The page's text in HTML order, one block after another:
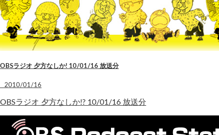
OBSラジオ 夕方なしか! 10/01/16 放送分
2010/01/16
OBSラジオ 夕方なしか!? 10/01/16 放送分